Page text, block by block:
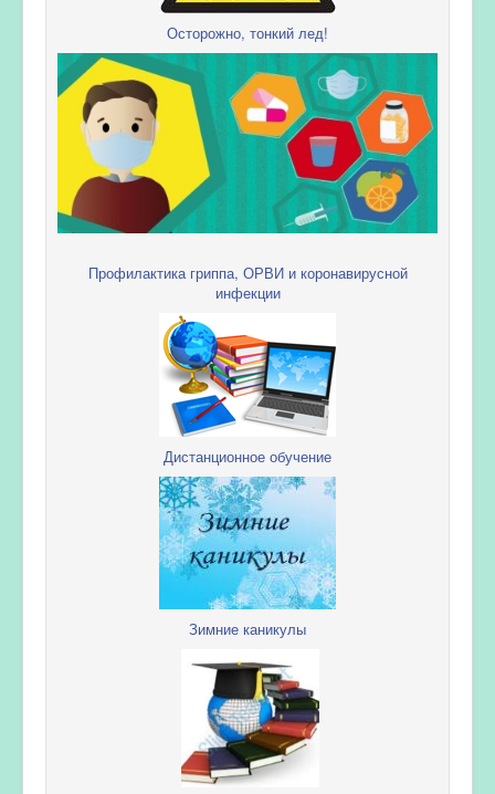
Осторожно, тонкий лед!
Профилактика гриппа, ОРВИ и коронавирусной
инфекции
Дистанционное обучение
Зимние каникулы